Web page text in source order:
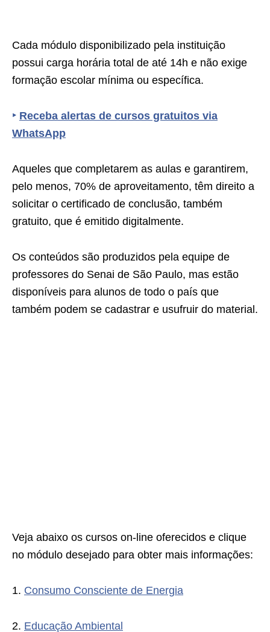
Cada módulo disponibilizado pela instituição
possui carga horária total de até 14h e não exige
formação escolar mínima ou específica.
‣ Receba alertas de cursos gratuitos via
WhatsApp
Aqueles que completarem as aulas e garantirem,
pelo menos, 70% de aproveitamento, têm direito a
solicitar o certificado de conclusão, também
gratuito, que é emitido digitalmente.
Os conteúdos são produzidos pela equipe de
professores do Senai de São Paulo, mas estão
disponíveis para alunos de todo o país que
também podem se cadastrar e usufruir do material.
Veja abaixo os cursos on-line oferecidos e clique
no módulo desejado para obter mais informações:
1. Consumo Consciente de Energia
2. Educação Ambiental